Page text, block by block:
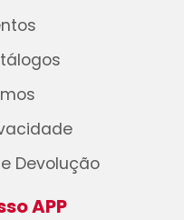
Devolução
APP